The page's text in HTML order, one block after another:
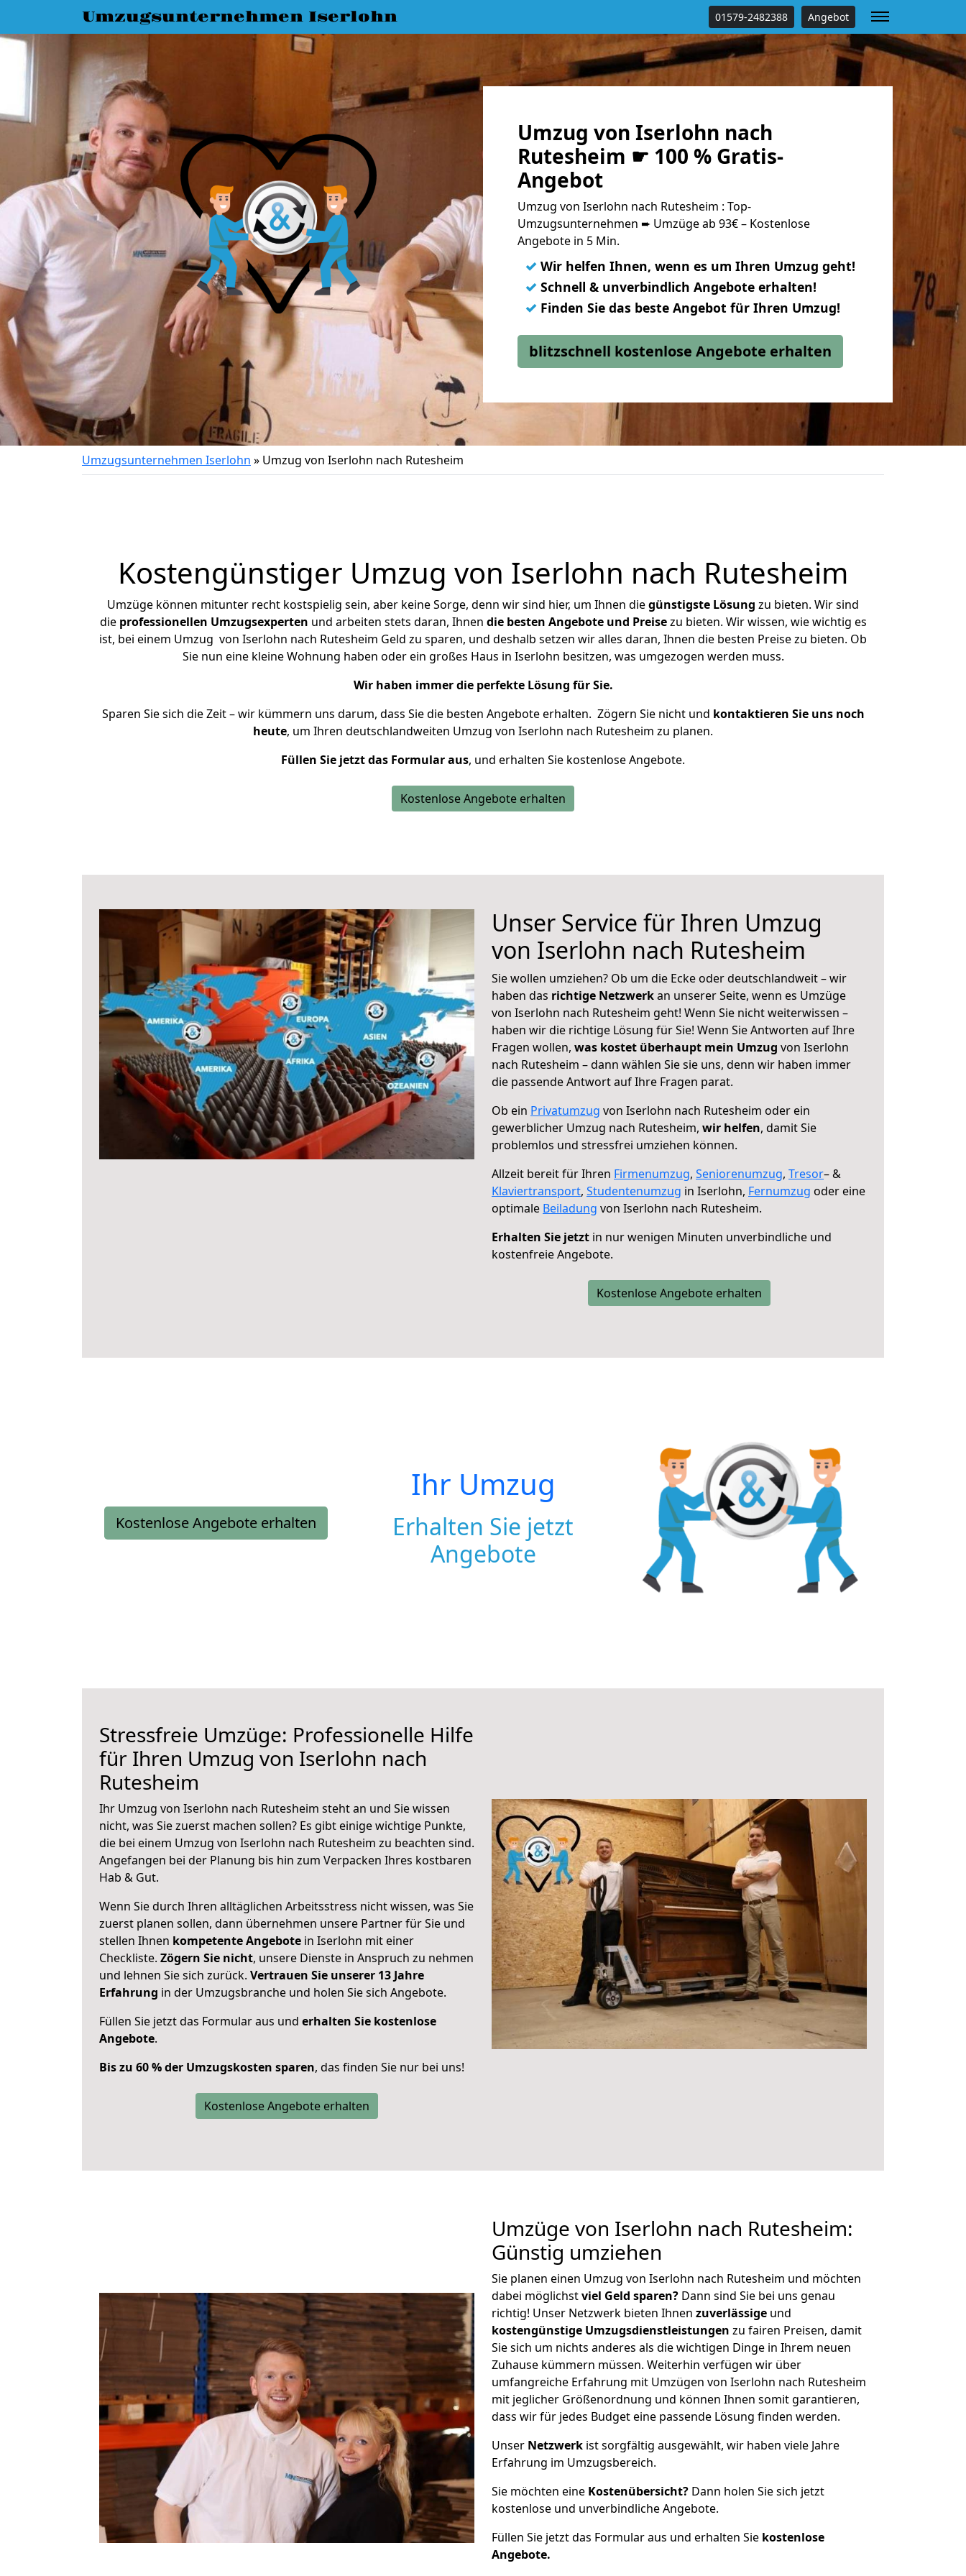
Umzugsunternehmen Iserlohn 01579-2482388 Angebot
Umzug von Iserlohn nach
Rutesheim ☛ 100 % Gratis-
Angebot
Umzug von Iserlohn nach Rutesheim : Top-
Umzugsunternehmen ➨ Umzüge ab 93€ – Kostenlose
Angebote in 5 Min.
✓ Wir helfen Ihnen, wenn es um Ihren Umzug geht!
✓ Schnell & unverbindlich Angebote erhalten!
✓ Finden Sie das beste Angebot für Ihren Umzug!
blitzschnell kostenlose Angebote erhalten
Umzugsunternehmen Iserlohn » Umzug von Iserlohn nach Rutesheim
Kostengünstiger Umzug von Iserlohn nach Rutesheim
Umzüge können mitunter recht kostspielig sein, aber keine Sorge, denn wir sind hier, um Ihnen diegünstigste Lösung zu bieten. Wir sind
die professionellen Umzugsexperten und arbeiten stets daran, Ihnen die besten Angebote und Preisezu bieten. Wir wissen, wie wichtig es
ist, bei einem Umzug von Iserlohn nach Rutesheim Geld zu sparen, und deshalb setzen wir alles daran, Ihnen die besten Preise zu bieten. Ob
Sie nun eine kleine Wohnung haben oder ein großes Haus in Iserlohn besitzen, was umgezogen werden muss.
Wir haben immer die perfekte Lösung für Sie.
Sparen Sie sich die Zeit – wir kümmern uns darum, dass Sie die besten Angebote erhalten. Zögern Sie nicht und kontaktieren Sie uns noch
heute, um Ihren deutschlandweiten Umzug von Iserlohn nach Rutesheim zu planen.
Füllen Sie jetzt das Formular aus, und erhalten Sie kostenlose Angebote.
Kostenlose Angebote erhalten
Unser Service für Ihren Umzug
von Iserlohn nach Rutesheim
Sie wollen umziehen? Ob um die Ecke oder deutschlandweit – wir
haben das richtige Netzwerkan unserer Seite, wenn es Umzüge
von Iserlohn nach Rutesheim geht! Wenn Sie nicht weiterwissen –
haben wir die richtige Lösung für Sie! Wenn Sie Antworten auf Ihre
Fragen wollen, was kostet überhaupt mein Umzug von Iserlohn
nach Rutesheim – dann wählen Sie sie uns, denn wir haben immer
die passende Antwort auf Ihre Fragen parat.
Ob ein Privatumzug von Iserlohn nach Rutesheim oder ein
gewerblicher Umzug nach Rutesheim, wir helfen, damit Sie
problemlos und stressfrei umziehen können.
Allzeit bereit für Ihren Firmenumzug, Seniorenumzug, Tresor– &
Klaviertransport, Studentenumzug in Iserlohn, Fernumzug oder eine
optimale Beiladung von Iserlohn nach Rutesheim.
Erhalten Sie jetzt in nur wenigen Minuten unverbindliche und
kostenfreie Angebote.
Kostenlose Angebote erhalten
Kostenlose Angebote erhalten
Ihr Umzug
Erhalten Sie jetzt
Angebote
Stressfreie Umzüge: Professionelle Hilfe
für Ihren Umzug von Iserlohn nach
Rutesheim
Ihr Umzug von Iserlohn nach Rutesheim steht an und Sie wissen
nicht, was Sie zuerst machen sollen? Es gibt einige wichtige Punkte,
die bei einem Umzug von Iserlohn nach Rutesheim zu beachten sind.
Angefangen bei der Planung bis hin zum Verpacken Ihres kostbaren
Hab & Gut.
Wenn Sie durch Ihren alltäglichen Arbeitsstress nicht wissen, was Sie
zuerst planen sollen, dann übernehmen unsere Partner für Sie und
stellen Ihnen kompetente Angebote in Iserlohn mit einer
Checkliste. Zögern Sie nicht, unsere Dienste in Anspruch zu nehmen
und lehnen Sie sich zurück. Vertrauen Sie unserer 13 Jahre
Erfahrung in der Umzugsbranche und holen Sie sich Angebote.
Füllen Sie jetzt das Formular aus und erhalten Sie kostenlose
Angebote.
Bis zu 60 % der Umzugskosten sparen, das finden Sie nur bei uns!
Kostenlose Angebote erhalten
Umzüge von Iserlohn nach Rutesheim:
Günstig umziehen
Sie planen einen Umzug von Iserlohn nach Rutesheim und möchten
dabei möglichstviel Geld sparen? Dann sind Sie bei uns genau
richtig! Unser Netzwerk bieten Ihnen zuverlässige und
kostengünstige Umzugsdienstleistungen zu fairen Preisen, damit
Sie sich um nichts anderes als die wichtigen Dinge in Ihrem neuen
Zuhause kümmern müssen. Weiterhin verfügen wir über
umfangreiche Erfahrung mit Umzügen von Iserlohn nach Rutesheim
mit jeglicher Größenordnung und können Ihnen somit garantieren,
dass wir für jedes Budget eine passende Lösung finden werden.
Unser Netzwerk ist sorgfältig ausgewählt, wir haben viele Jahre
Erfahrung im Umzugsbereich.
Sie möchten eine Kostenübersicht? Dann holen Sie sich jetzt
kostenlose und unverbindliche Angebote.
Füllen Sie jetzt das Formular aus und erhalten Sie kostenlose
Angebote.